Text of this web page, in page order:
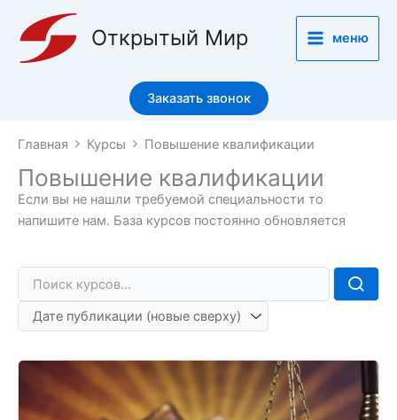
содержимому
Открытый Мир меню
Заказать звонок
Главная Курсы Повышение квалификации
Повышение квалификации
Если вы не нашли требуемой специальности то
напишите нам. База курсов постоянно обновляется